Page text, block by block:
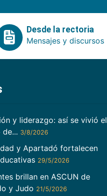
Desde la rectoria
Mensajes y discursos
y liderazgo: así se vivió el
3/8/2026
y Apartadó fortalecen
29/5/2026
brillan en ASCUN de
y Judo 21/5/2026